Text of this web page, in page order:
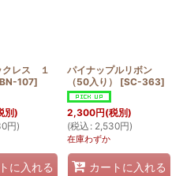
クレス １
107]
別)
円)
に入れる
パイナップルリボン
（50入り）
[SC-363]
2,300円(税別)
(税込 : 2,530円)
在庫わずか
カートに入れる